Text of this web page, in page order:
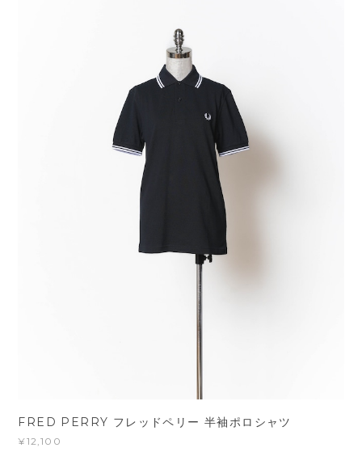
FRED PERRY フレッドペリー 半袖ポロシャツ
¥12,100